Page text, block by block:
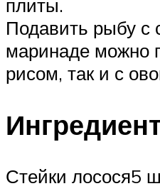
плиты.
Подавить рыбу с
маринаде можно
рисом, так и с
Стейки лосося5